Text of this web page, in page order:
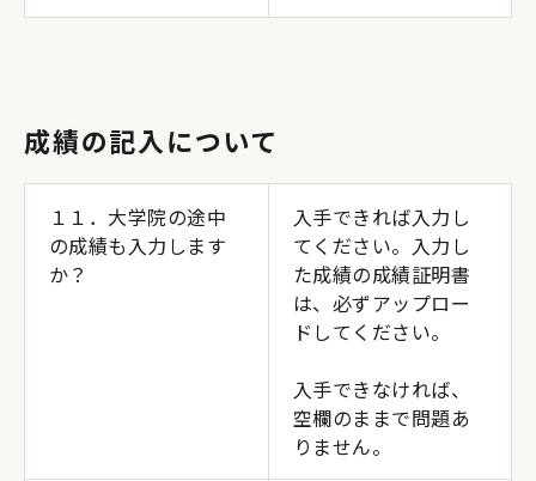
成績の記入について
１１．大学院の途中
の成績も入力します
か？
入手できれば入力し
てください。入力し
た成績の成績証明書
は、必ずアップロー
ドしてください。
入手できなければ、
空欄のままで問題あ
りません。